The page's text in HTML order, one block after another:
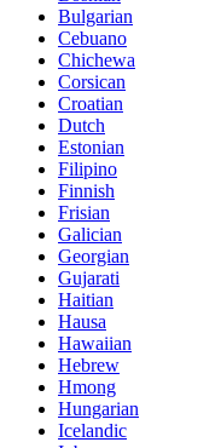
Bulgarian
Cebuano
Chichewa
Corsican
Croatian
Dutch
Estonian
Filipino
Finnish
Frisian
Galician
Georgian
Gujarati
Haitian
Hausa
Hawaiian
Hebrew
Hmong
Hungarian
Icelandic